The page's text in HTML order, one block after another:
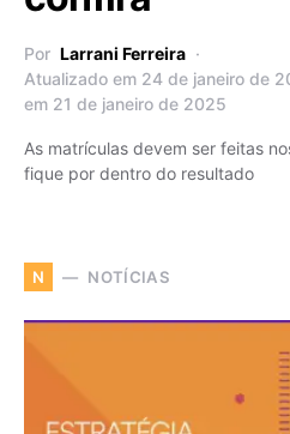
Por Larrani Ferreira
Atualizado em 24 de janeiro de
em 21 de janeiro de 2025
As matrículas devem ser feitas
fique por dentro do resultado
N NOTÍCIAS